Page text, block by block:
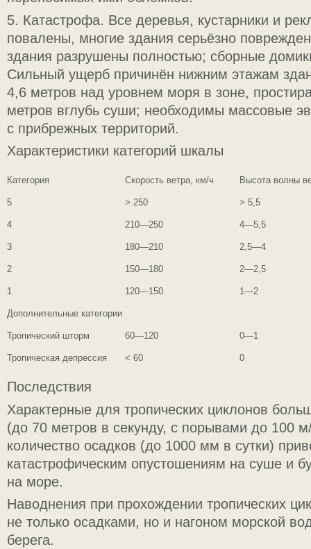
5. Катастрофа. Все деревья, кустарники и
повалены, многие здания серьёзно
здания разрушены полностью; сборные
Сильный ущерб причинён нижним этажам
4,6 метров над уровнем моря в зоне,
метров вглубь суши; необходимы массовые
с прибрежных территорий.
Характеристики категорий шкалы
Категория Скорость ветра, км/ч Высота волны
5 > 250 > 5,5
4 210—250 4—5,5
3 180—210 2,5—4
2 150—180 2—2,5
1 120—150 1—2
Дополнительные категории
Тропический шторм 60—120 0—1
Тропическая депрессия < 60 0
Последствия
Характерные для тропических циклонов
(до 70 метров в секунду, с порывами до 100
количество осадков (до 1000 мм в сутки)
катастрофическим опустошениям на суше и
на море.
Наводнения при прохождении тропических
не только осадками, но и нагоном морской
берега.